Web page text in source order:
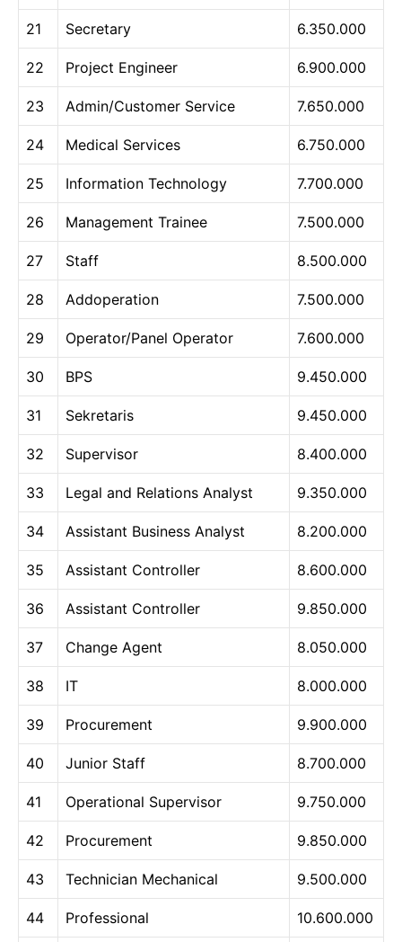
21 Secretary 6.350.000
22 Project Engineer 6.900.000
23 Admin/Customer Service 7.650.000
24 Medical Services 6.750.000
25 Information Technology 7.700.000
26 Management Trainee 7.500.000
27 Staff 8.500.000
28 Addoperation 7.500.000
29 Operator/Panel Operator 7.600.000
30 BPS 9.450.000
31 Sekretaris 9.450.000
32 Supervisor 8.400.000
33 Legal and Relations Analyst 9.350.000
34 Assistant Business Analyst 8.200.000
35 Assistant Controller 8.600.000
36 Assistant Controller 9.850.000
37 Change Agent 8.050.000
38 IT 8.000.000
39 Procurement 9.900.000
40 Junior Staff 8.700.000
41 Operational Supervisor 9.750.000
42 Procurement 9.850.000
43 Technician Mechanical 9.500.000
44 Professional 10.600.000